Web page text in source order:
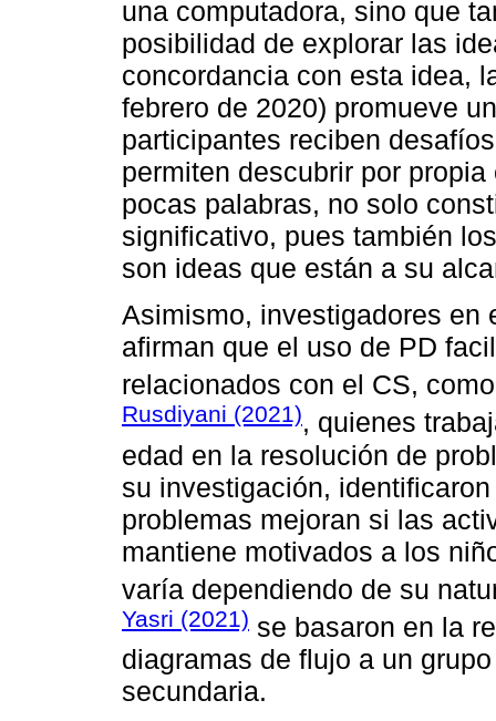
una computadora, sino que
posibilidad de explorar las
concordancia con esta idea,
febrero de 2020) promueve
participantes reciben
permiten descubrir por
pocas palabras, no solo
significativo, pues también
son ideas que están a su
Asimismo, investigadores en
afirman que el uso de PD
relacionados con el CS,
Rusdiyani (2021), quienes
edad en la resolución de
su investigación,
problemas mejoran si las
mantiene motivados a los
varía dependiendo de su
Yasri (2021) se basaron en la
diagramas de flujo a un
secundaria.